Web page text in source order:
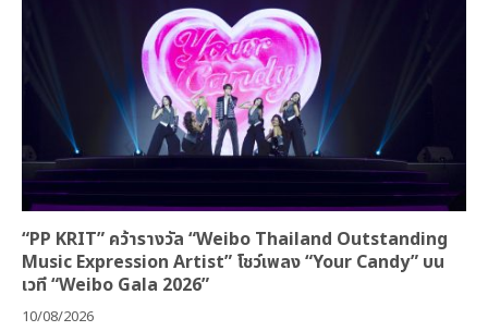
“PP KRIT” คว้ารางวัล “Weibo Thailand Outstanding
Music Expression Artist” โชว์เพลง “Your Candy” บน
เวที “Weibo Gala 2026”
10/08/2026